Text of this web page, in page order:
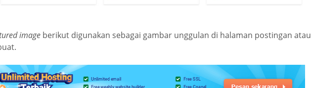
image berikut digunakan sebagai gambar unggulan di halaman postingan atau